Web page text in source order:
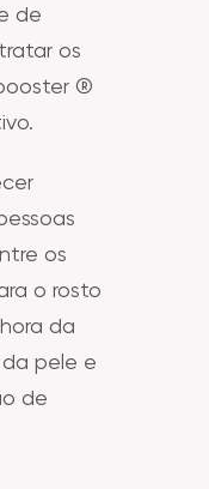
de
os
®
os
o rosto
da
pele e
de